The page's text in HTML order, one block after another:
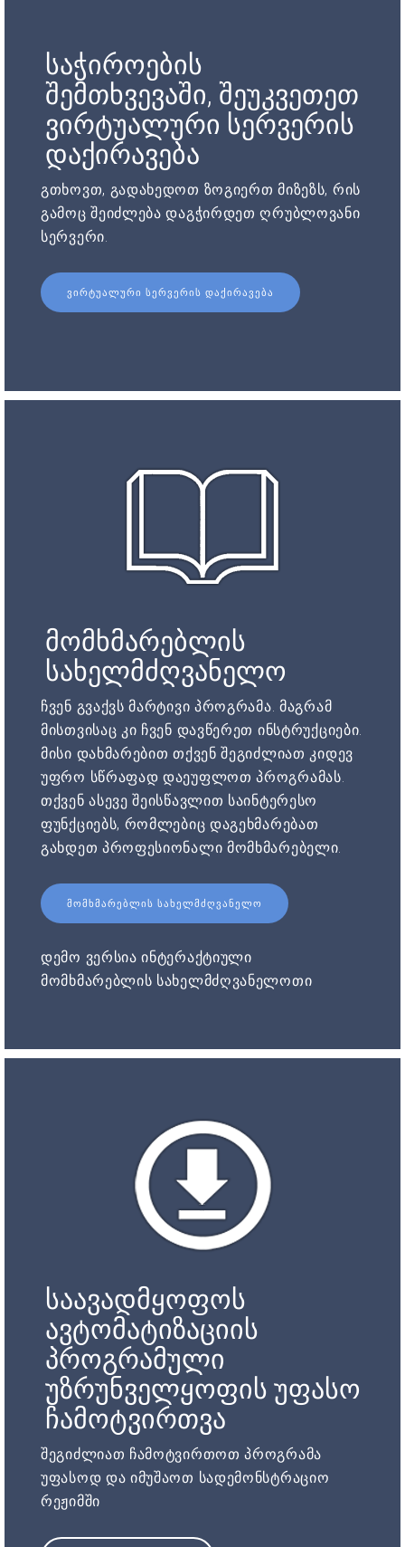
საჭიროების
შემთხვევაში, შეუკვეთეთ
ვირტუალური სერვერის
დაქირავება
გთხოვთ, გადახედოთ ზოგიერთ მიზეზს, რის
გამოც შეიძლება დაგჭირდეთ ღრუბლოვანი
სერვერი.
ᲕᲘᲠᲢᲣᲐᲚᲣᲠᲘ ᲡᲔᲠᲕᲔᲠᲘᲡ ᲓᲐᲥᲘᲠᲐᲕᲔᲑᲐ
მომხმარებლის
სახელმძღვანელო
ჩვენ გვაქვს მარტივი პროგრამა. მაგრამ
მისთვისაც კი ჩვენ დავწერეთ ინსტრუქციები.
მისი დახმარებით თქვენ შეგიძლიათ კიდევ
უფრო სწრაფად დაეუფლოთ პროგრამას.
თქვენ ასევე შეისწავლით საინტერესო
ფუნქციებს, რომლებიც დაგეხმარებათ
გახდეთ პროფესიონალი მომხმარებელი.
ᲛᲝᲛᲮᲛᲐᲠᲔᲑᲚᲘᲡ ᲡᲐᲮᲔᲚᲛᲫᲦᲕᲐᲜᲔᲚᲝ
დემო ვერსია ინტერაქტიული
მომხმარებლის სახელმძღვანელოთი
საავადმყოფოს
ავტომატიზაციის
პროგრამული
უზრუნველყოფის უფასო
ჩამოტვირთვა
შეგიძლიათ ჩამოტვირთოთ პროგრამა
უფასოდ და იმუშაოთ სადემონსტრაციო
რეჟიმში